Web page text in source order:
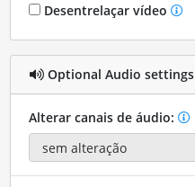
Desentrelaçar vídeo
Optional Audio settings
Alterar canais de áudio: